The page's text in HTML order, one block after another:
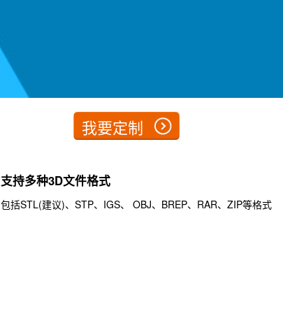
我要定制
支持多种3D文件格式
包括STL(建议)、STP、IGS、 OBJ、BREP、RAR、ZIP等格式